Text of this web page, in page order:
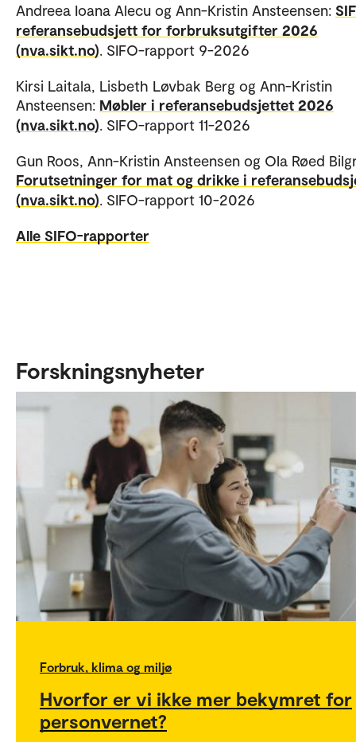
Andreea Ioana Alecu og Ann-Kristin Ansteensen:
referansebudsjett for forbruksutgifter 2026
(nva.sikt.no). SIFO-rapport 9-2026
Kirsi Laitala, Lisbeth Løvbak Berg og Ann-Kristin
Ansteensen: Møbler i referansebudsjettet 2026
(nva.sikt.no). SIFO-rapport 11-2026
Gun Roos, Ann-Kristin Ansteensen og Ola Røed
Forutsetninger for mat og drikke i
(nva.sikt.no). SIFO-rapport 10-2026
Alle SIFO-rapporter
Forskningsnyheter
Forbruk, klima og miljø
Hvorfor er vi ikke mer bekymret for
personvernet?